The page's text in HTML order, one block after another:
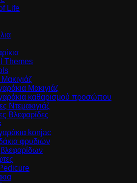
Life
Themes
Μακιγιάζ
καθαρισμού προσώπου
Ντεμακιγιάζ
Βλεφαρίδες
konjac
φρυδιών
βλεφαρίδων